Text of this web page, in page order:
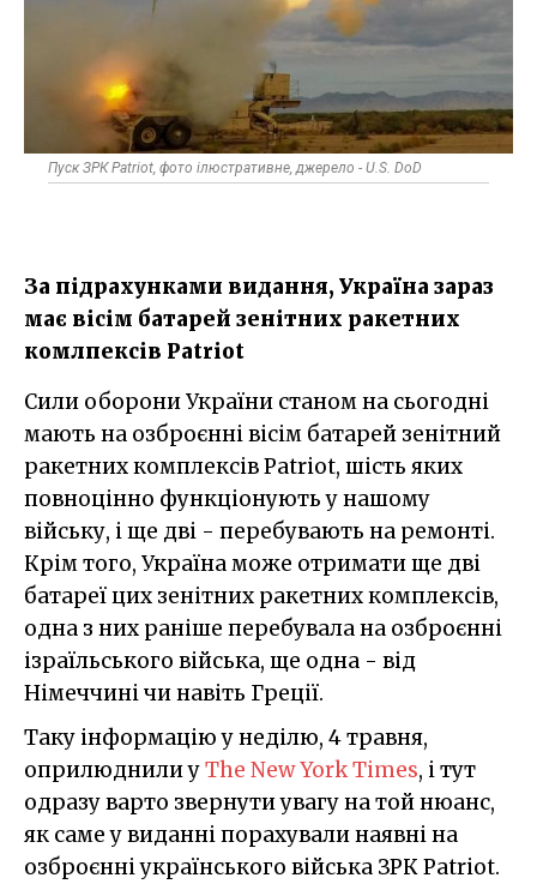
Пуск ЗРК Patriot, фото ілюстративне, джерело - U.S. DoD
За підрахунками видання, Україна зараз
має вісім батарей зенітних ракетних
комлпексів Patriot
Сили оборони України станом на сьогодні
мають на озброєнні вісім батарей зенітний
ракетних комплексів Patriot, шість яких
повноцінно функціонують у нашому
війську, і ще дві - перебувають на ремонті.
Крім того, Україна може отримати ще дві
батареї цих зенітних ракетних комплексів,
одна з них раніше перебувала на озброєнні
ізраїльського війська, ще одна - від
Німеччині чи навіть Греції.
Таку інформацію у неділю, 4 травня,
оприлюднили уThe New York Times, і тут
одразу варто звернути увагу на той нюанс,
як саме у виданні порахували наявні на
озброєнні українського війська ЗРК Patriot.